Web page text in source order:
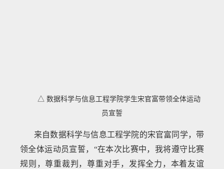
△ 数据科学与信息工程学院学生宋官富带领全体运动
员宣誓
来自数据科学与信息工程学院的宋官富同学，带
领全体运动员宣誓，“在本次比赛中，我将遵守比赛
规则，尊重裁判，尊重对手，发挥全力，本着友谊